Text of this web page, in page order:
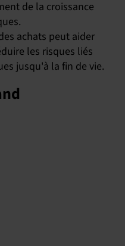
de la croissance
achats peut aider
les risques liés
jusqu'à la fin de vie.